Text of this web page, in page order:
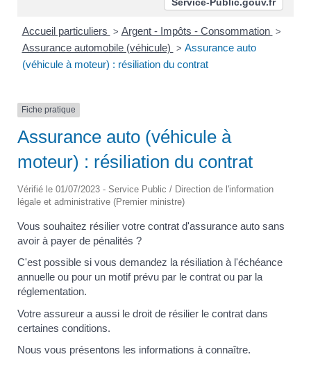
Accueil particuliers > Argent - Impôts - Consommation >
Assurance automobile (véhicule) > Assurance auto
(véhicule à moteur) : résiliation du contrat
Fiche pratique
Assurance auto (véhicule à
moteur) : résiliation du contrat
Vérifié le 01/07/2023 - Service Public / Direction de l'information
légale et administrative (Premier ministre)
Vous souhaitez résilier votre contrat d'assurance auto sans
avoir à payer de pénalités ?
C'est possible si vous demandez la résiliation à l'échéance
annuelle ou pour un motif prévu par le contrat ou par la
réglementation.
Votre assureur a aussi le droit de résilier le contrat dans
certaines conditions.
Nous vous présentons les informations à connaître.